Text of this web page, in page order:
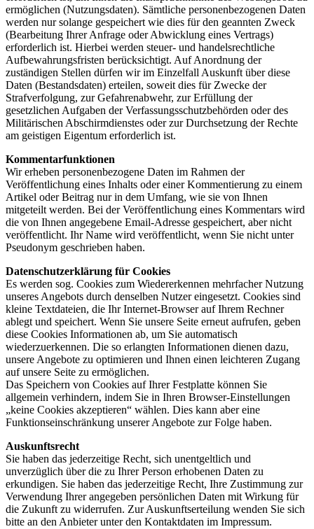
ermöglichen (Nutzungsdaten). Sämtliche personenbezogenen Daten
werden nur solange gespeichert wie dies für den geannten Zweck
(Bearbeitung Ihrer Anfrage oder Abwicklung eines Vertrags)
erforderlich ist. Hierbei werden steuer- und handelsrechtliche
Aufbewahrungsfristen berücksichtigt. Auf Anordnung der
zuständigen Stellen dürfen wir im Einzelfall Auskunft über diese
Daten (Bestandsdaten) erteilen, soweit dies für Zwecke der
Strafverfolgung, zur Gefahrenabwehr, zur Erfüllung der
gesetzlichen Aufgaben der Verfassungsschutzbehörden oder des
Militärischen Abschirmdienstes oder zur Durchsetzung der Rechte
am geistigen Eigentum erforderlich ist.
Kommentarfunktionen
Wir erheben personenbezogene Daten im Rahmen der
Veröffentlichung eines Inhalts oder einer Kommentierung zu einem
Artikel oder Beitrag nur in dem Umfang, wie sie von Ihnen
mitgeteilt werden. Bei der Veröffentlichung eines Kommentars wird
die von Ihnen angegebene Email-Adresse gespeichert, aber nicht
veröffentlicht. Ihr Name wird veröffentlicht, wenn Sie nicht unter
Pseudonym geschrieben haben.
Datenschutzerklärung für Cookies
Es werden sog. Cookies zum Wiedererkennen mehrfacher Nutzung
unseres Angebots durch denselben Nutzer eingesetzt. Cookies sind
kleine Textdateien, die Ihr Internet-Browser auf Ihrem Rechner
ablegt und speichert. Wenn Sie unsere Seite erneut aufrufen, geben
diese Cookies Informationen ab, um Sie automatisch
wiederzuerkennen. Die so erlangten Informationen dienen dazu,
unsere Angebote zu optimieren und Ihnen einen leichteren Zugang
auf unsere Seite zu ermöglichen.
Das Speichern von Cookies auf Ihrer Festplatte können Sie
allgemein verhindern, indem Sie in Ihren Browser-Einstellungen
„keine Cookies akzeptieren“ wählen. Dies kann aber eine
Funktionseinschränkung unserer Angebote zur Folge haben.
Auskunftsrecht
Sie haben das jederzeitige Recht, sich unentgeltlich und
unverzüglich über die zu Ihrer Person erhobenen Daten zu
erkundigen. Sie haben das jederzeitige Recht, Ihre Zustimmung zur
Verwendung Ihrer angegeben persönlichen Daten mit Wirkung für
die Zukunft zu widerrufen. Zur Auskunftserteilung wenden Sie sich
bitte an den Anbieter unter den Kontaktdaten im Impressum.